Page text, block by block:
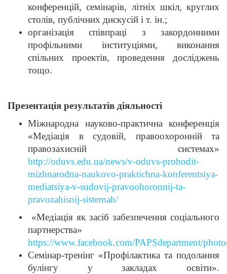
конференцій, семінарів, літніх шкіл, круглих
столів, публічних дискусій і т. ін.;
організація співпраці з закордонними
профільними інституціями, виконання
спільних проектів, проведення досліджень
тощо.
Презентація результатів діяльності
Міжнародна науково-практична конференція
«Медіація в судовій, правоохоронній та
правозахисній системах»
http://oduvs.edu.ua/news/v-oduvs-prohodit-
mizhnarodna-naukovo-praktichna-konferentsiya-
mediatsiya-v-sudovij-pravoohoronnij-ta-
pravozahisnij-sistemah/
«Медіація як засіб забезпечення соціального
партнерства»
https://www.facebook.com/PAPSdepartment/
Семінар-тренінг «Профілактика та подолання
булінгу у закладах освіти».